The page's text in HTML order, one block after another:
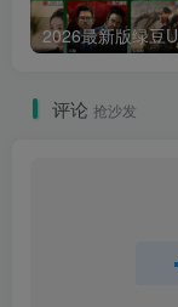
评论 抢沙发